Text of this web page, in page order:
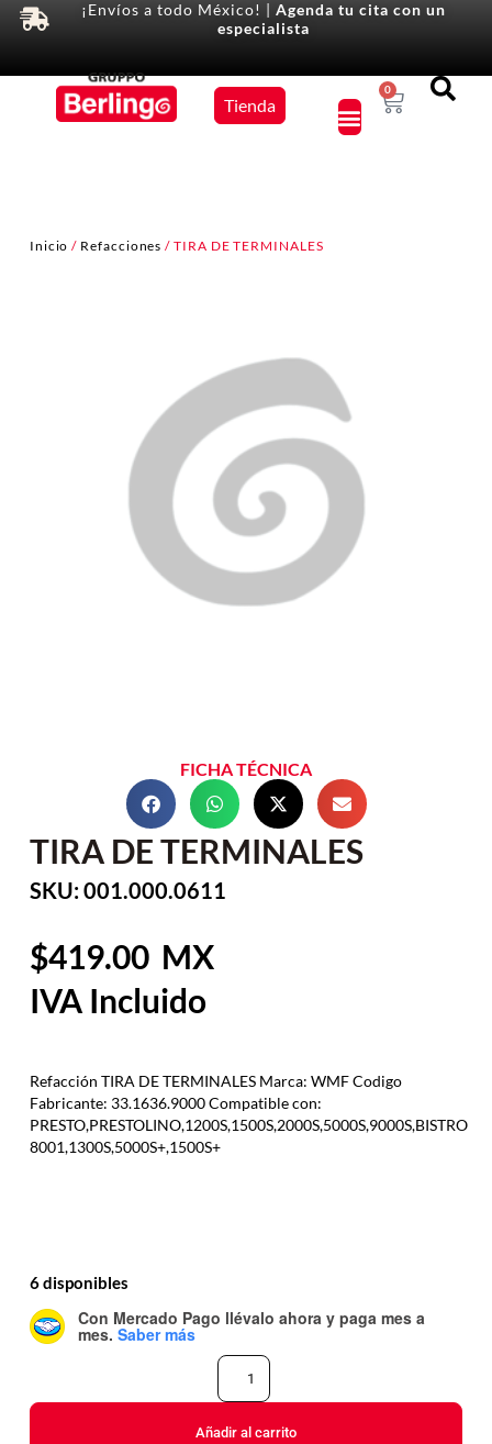
¡Envíos a todo México! | Agenda tu cita con un
especialista
Tienda
0
Inicio / Refacciones / TIRA DE TERMINALES
FICHA TÉCNICA
TIRA DE TERMINALES
SKU: 001.000.0611
419.00
Refacción TIRA DE TERMINALES Marca: WMF Codigo
Fabricante: 33.1636.9000 Compatible con:
PRESTO,PRESTOLINO,1200S,1500S,2000S,5000S,9000S,BISTRO
8001,1300S,5000S+,1500S+
6 disponibles
Con Mercado Pago llévalo ahora y paga mes a
mes. Saber más
Añadir al carrito